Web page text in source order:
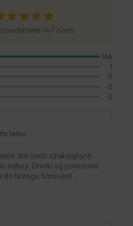
gwarantujemy ciszę i
atutem jest łatwy
szlaków pieszych i
przynosi nowe odkrycia
podstawie 147 ocen.
146
1
0
0
0
temu
dla osób szukających
natury. Domki są położone
do brzegu Sanu jest
na dłuższe